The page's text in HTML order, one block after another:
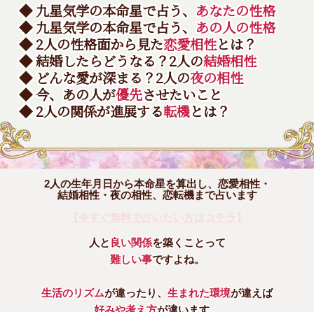
◆ 九星気学の本命星で占う、 あなたの性格
◆ 九星気学の本命星で占う、 あの人の性格
◆ 2人の性格面から見た恋愛相性とは？
◆ 結婚したらどうなる？2人の結婚相性
◆ どんな愛が深まる？2人の夜の相性
◆ 今、あの人が優先させたいこと
◆ 2人の関係が進展する転機とは？
2人の生年月日から本命星を算出し、恋愛相性・
結婚相性・夜の相性、恋転機まで占います
人と 良い関係を築くことって
難しい事ですよね。
生活のリズムが違ったり、 生まれた環境が違えば
好みや考え方が違います。